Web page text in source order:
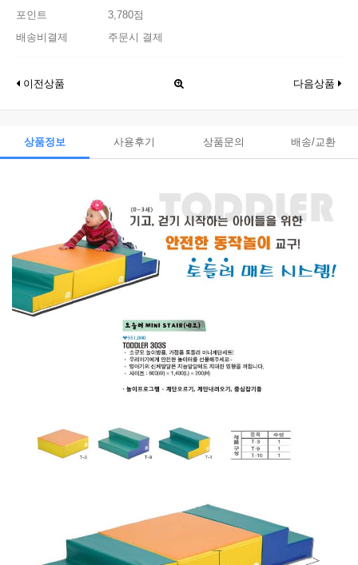
포인트
3,780점
배송비결제
주문시 결제
이전상품 다음상품
상품정보 사용후기 상품문의 배송/교환